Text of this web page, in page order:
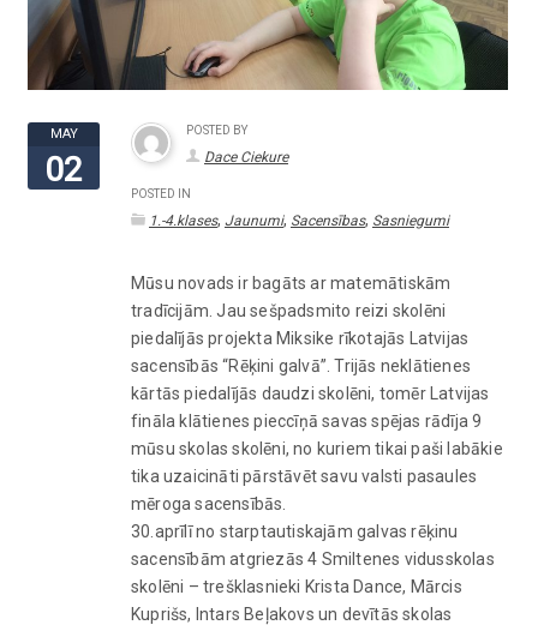
MAY
02
POSTED BY
Dace Ciekure
POSTED IN
1.-4.klases, Jaunumi, Sacensības, Sasniegumi
Mūsu novads ir bagāts ar matemātiskām
tradīcijām. Jau sešpadsmito reizi skolēni
piedalījās projekta Miksike rīkotajās Latvijas
sacensībās “Rēķini galvā”. Trijās neklātienes
kārtās piedalījās daudzi skolēni, tomēr Latvijas
fināla klātienes pieccīņā savas spējas rādīja 9
mūsu skolas skolēni, no kuriem tikai paši labākie
tika uzaicināti pārstāvēt savu valsti pasaules
mēroga sacensībās.
30.aprīlī no starptautiskajām galvas rēķinu
sacensībām atgriezās 4 Smiltenes vidusskolas
skolēni – trešklasnieki Krista Dance, Mārcis
Kuprišs, Intars Beļakovs un devītās skolas